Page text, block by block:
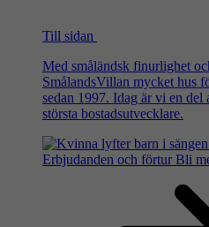
Till sidan
Med småländsk finurlighet
SmålandsVillan mycket hus
sedan 1997. Idag är vi en
största bostadsutvecklare.
Erbjudanden och förtur Bli